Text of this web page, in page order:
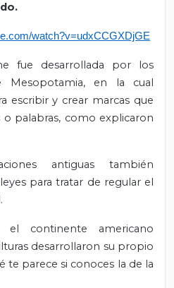
watch?v=udxCCGXDjGE
fue desarrollada por los
Mesopotamia, en la cual
escribir y crear marcas que
palabras, como explicaron
antiguas también
para tratar de regular el
el continente americano
desarrollaron su propio
te parece si conoces la de la